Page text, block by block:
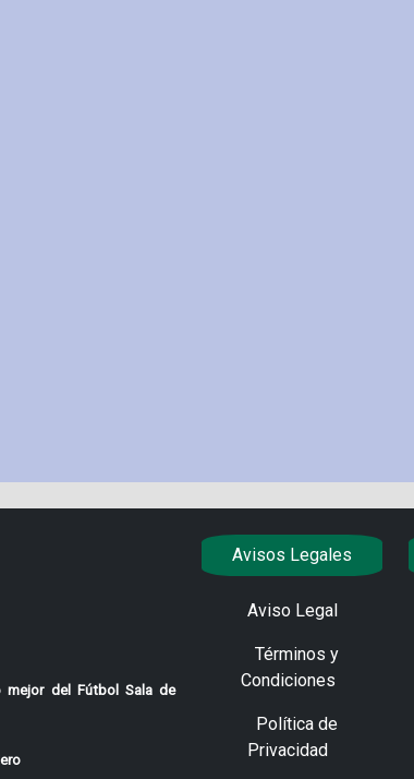
mejor del Fútbol Sala de
Avisos Legales
Aviso Legal
Términos y
Condiciones
Política de
Privacidad